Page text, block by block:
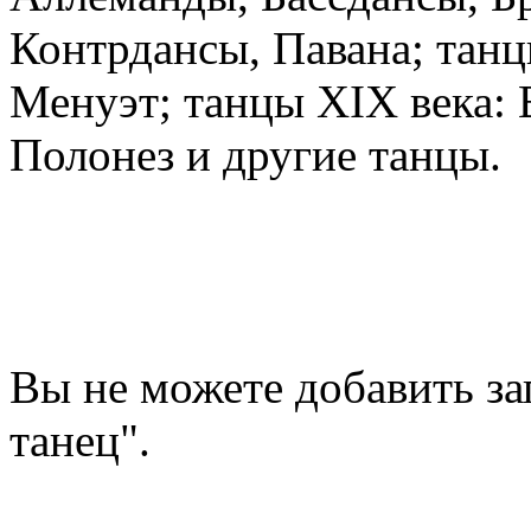
Контрдансы, Павана;
Менуэт; танцы XIX века:
Полонез и другие танцы.
Вы не можете добавить
танец".